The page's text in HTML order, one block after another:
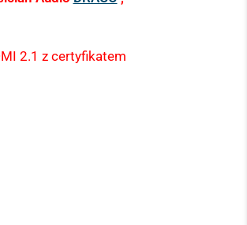
2.1 z certyfikatem